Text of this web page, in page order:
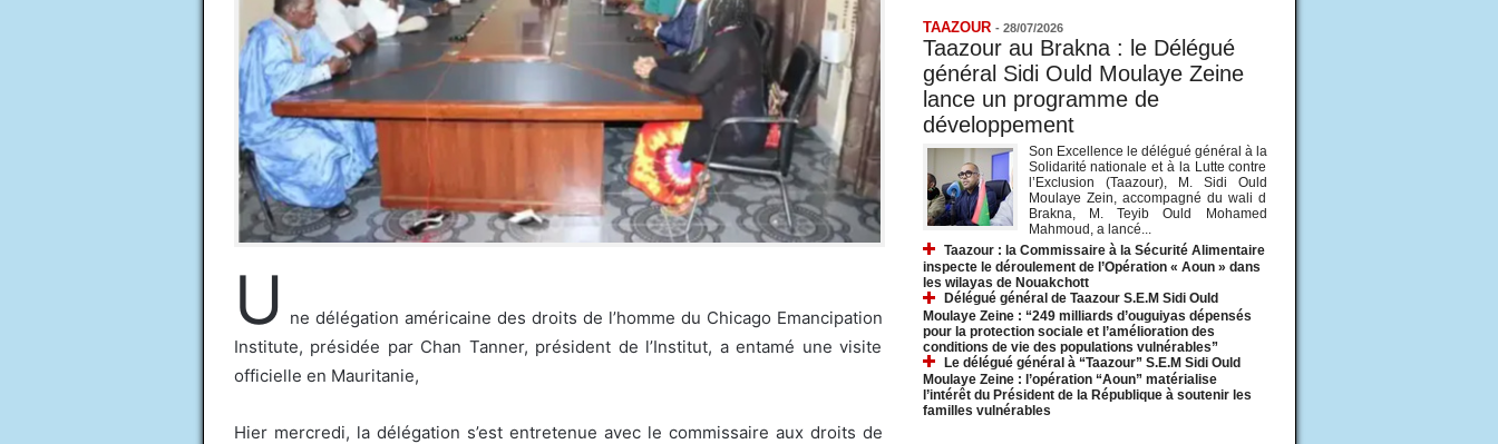
U ne délégation américaine des droits de l’homme du Chicago Emancipation
Institute, présidée par Chan Tanner, président de l’Institut, a entamé une visite
officielle en Mauritanie,
Hier mercredi, la délégation s’est entretenue avec le commissaire aux droits de
TAAZOUR - 28/07/2026
Taazour au Brakna : le Délégué
général Sidi Ould Moulaye Zeine
lance un programme de
développement
Son Excellence le délégué général à la
Solidarité nationale et à la Lutte contre
l’Exclusion (Taazour), M. Sidi Ould
Moulaye Zein, accompagné du wali d
Brakna, M. Teyib Ould Mohamed
Mahmoud, a lancé...
Taazour : la Commissaire à la Sécurité Alimentaire
inspecte le déroulement de l’Opération « Aoun » dans
les wilayas de Nouakchott
Délégué général de Taazour S.E.M Sidi Ould
Moulaye Zeine : “249 milliards d’ouguiyas dépensés
pour la protection sociale et l’amélioration des
conditions de vie des populations vulnérables”
Le délégué général à “Taazour” S.E.M Sidi Ould
Moulaye Zeine : l’opération “Aoun” matérialise
l’intérêt du Président de la République à soutenir les
familles vulnérables